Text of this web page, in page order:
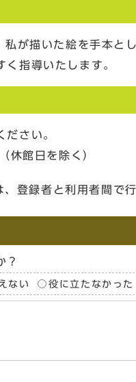
が描いた絵を手本と
指導いたします。
ださい。
館日を除く）
登録者と利用者間で
？
ない 役に立たなかった